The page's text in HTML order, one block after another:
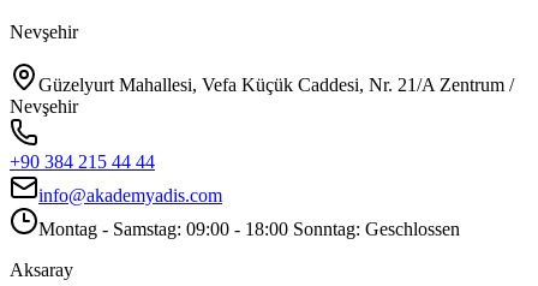
Nevşehir
Güzelyurt Mahallesi, Vefa Küçük Caddesi, Nr. 21/A Zentrum /
Nevşehir
+90 384 215 44 44
info@akademyadis.com
Montag - Samstag: 09:00 - 18:00 Sonntag: Geschlossen
Aksaray